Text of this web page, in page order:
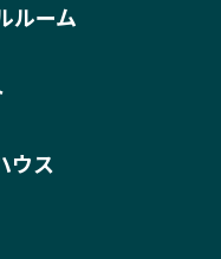
ルーム
ウス